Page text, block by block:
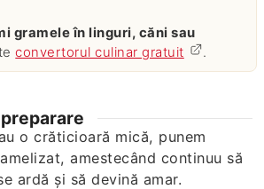
convertorul culinar gratuit .
o crăticioară mică, punem
amestecând continuu să
ardă şi să devină amar.